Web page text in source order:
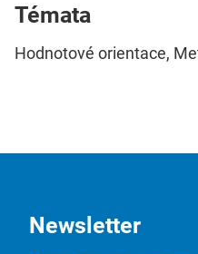
Témata
Hodnotové orientace,
Newsletter